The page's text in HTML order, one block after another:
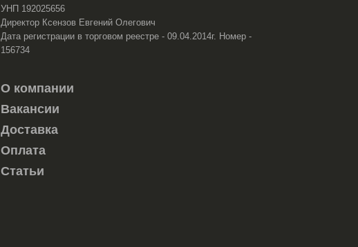
УНП 192025656
Директор Ксензов Евгений Олегович
Дата регистрации в торговом реестре - 09.04.2014г. Номер -
156734
О компании
Вакансии
Доставка
Оплата
Статьи